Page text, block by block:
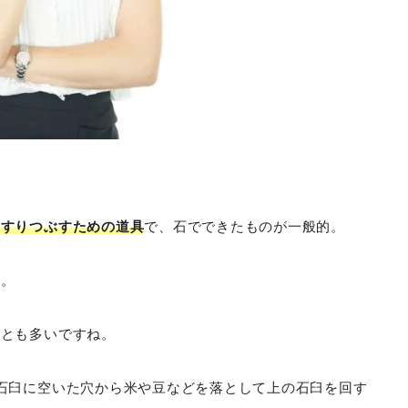
りつぶすための道具で、石でできたものが一般的。
も多いですね。
に空いた穴から米や豆などを落として上の石臼を回す